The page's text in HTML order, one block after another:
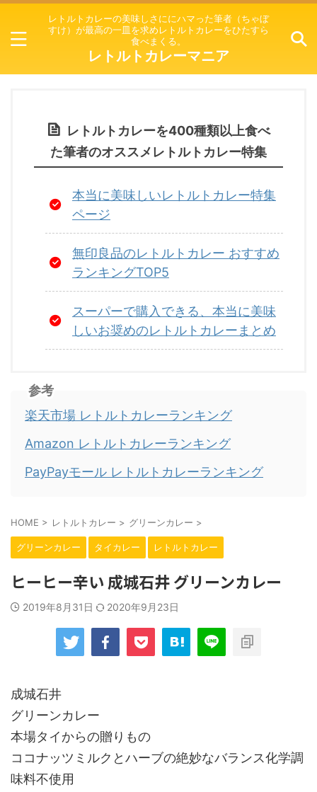
レトルトカレーの美味しさににハマった筆者（ちゃぼ
すけ）が最高の一皿を求めレトルトカレーをひたすら
食べまくる。
レトルトカレーマニア
レトルトカレーを400種類以上食べ
た筆者のオススメレトルトカレー特集
本当に美味しいレトルトカレー特集
ページ
無印良品のレトルトカレー おすすめ
ランキングTOP5
スーパーで購入できる、本当に美味
しいお奨めのレトルトカレーまとめ
参考
楽天市場 レトルトカレーランキング
Amazon レトルトカレーランキング
PayPayモール レトルトカレーランキング
HOME > レトルトカレー > グリーンカレー >
グリーンカレー タイカレー レトルトカレー
ヒーヒー辛い 成城石井 グリーンカレー
2019年8月31日 2020年9月23日
成城石井
グリーンカレー
本場タイからの贈りもの
ココナッツミルクとハーブの絶妙なバランス化学調
味料不使用